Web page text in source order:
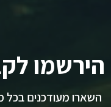
הירשמו
השארו מעודכנים